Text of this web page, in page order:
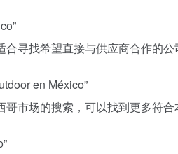
寻找希望直接与供应商合作的公
en México”
市场的搜索，可以找到更多符合